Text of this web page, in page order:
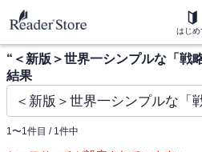
はじめ
“ ＜新版＞世界一シンプルな「戦
結果
1〜1件目 / 1件中